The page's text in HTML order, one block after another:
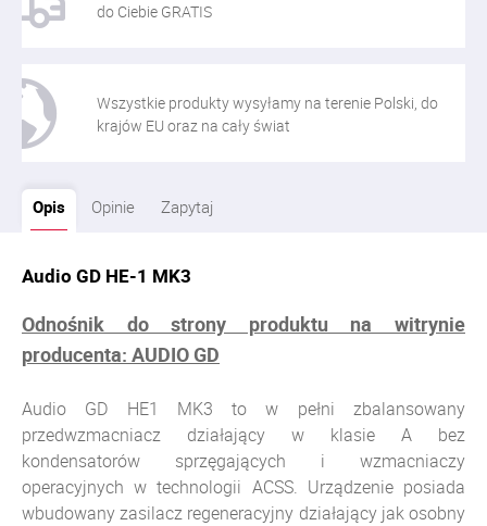
do Ciebie GRATIS
Wszystkie produkty wysyłamy na terenie Polski, do
krajów EU oraz na cały świat
Opis Opinie Zapytaj
Audio GD HE-1 MK3
Odnośnik do strony produktu na witrynie
producenta: AUDIO GD
Audio GD HE1 MK3 to w pełni zbalansowany
przedwzmacniacz działający w klasie A bez
kondensatorów sprzęgających i wzmacniaczy
operacyjnych w technologii ACSS. Urządzenie posiada
wbudowany zasilacz regeneracyjny działający jak osobny